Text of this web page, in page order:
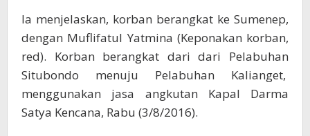
Ia menjelaskan, korban berangkat ke Sumenep,
dengan Muflifatul Yatmina (Keponakan korban,
red). Korban berangkat dari dari Pelabuhan
Situbondo menuju Pelabuhan Kalianget,
menggunakan jasa angkutan Kapal Darma
Satya Kencana, Rabu (3/8/2016).